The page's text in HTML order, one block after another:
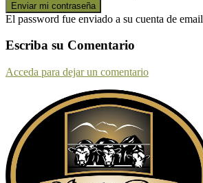
El password fue enviado a su cuenta de email
Escriba su Comentario
Acceda para dejar un comentario